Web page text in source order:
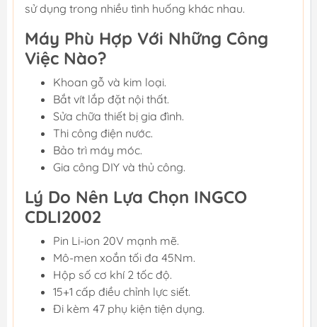
sử dụng trong nhiều tình huống khác nhau.
Máy Phù Hợp Với Những Công
Việc Nào?
Khoan gỗ và kim loại.
Bắt vít lắp đặt nội thất.
Sửa chữa thiết bị gia đình.
Thi công điện nước.
Bảo trì máy móc.
Gia công DIY và thủ công.
Lý Do Nên Lựa Chọn INGCO
CDLI2002
Pin Li-ion 20V mạnh mẽ.
Mô-men xoắn tối đa 45Nm.
Hộp số cơ khí 2 tốc độ.
15+1 cấp điều chỉnh lực siết.
Đi kèm 47 phụ kiện tiện dụng.